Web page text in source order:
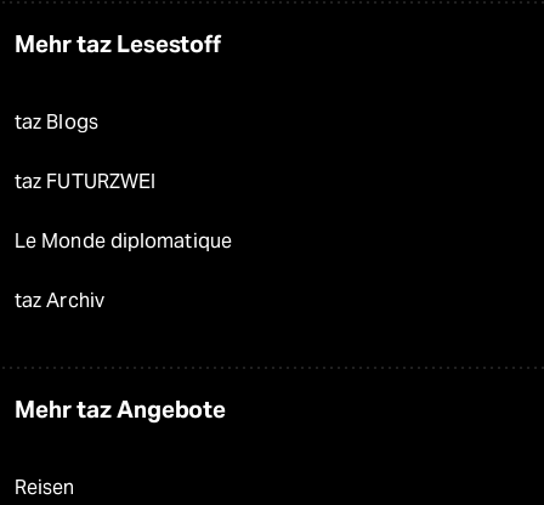
Mehr taz Lesestoff
taz Blogs
taz FUTURZWEI
Le Monde diplomatique
taz Archiv
Mehr taz Angebote
Reisen